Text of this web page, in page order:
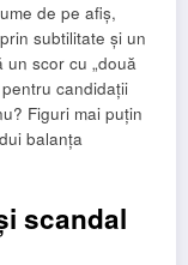
de pe afiș,
subtilitate și un
un scor cu „două
candidații
Figuri mai puțin
balanța
scandal